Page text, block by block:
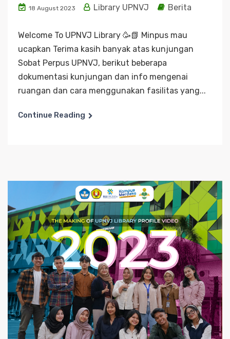
18 August 2023 Library UPNVJ Berita
Welcome To UPNVJ Library 🥳📗 Minpus mau
ucapkan Terima kasih banyak atas kunjungan
Sobat Perpus UPNVJ, berikut beberapa
dokumentasi kunjungan dan info mengenai
ruangan dan cara menggunakan fasilitas yang...
Continue Reading